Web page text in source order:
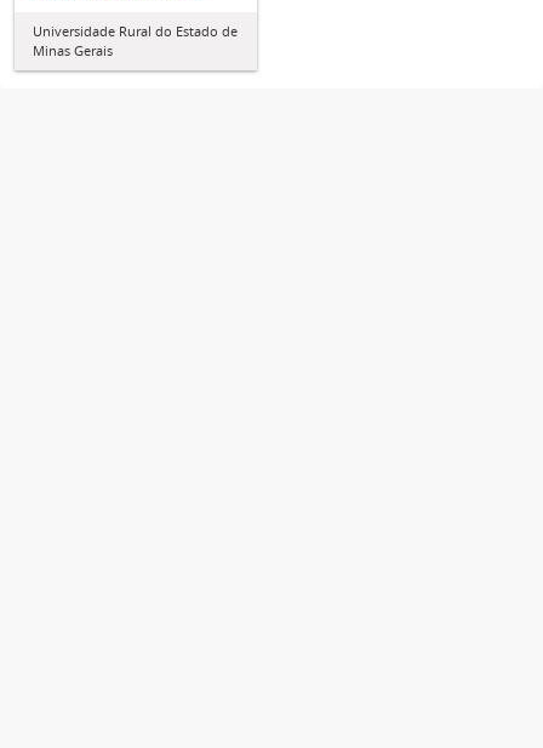
Universidade Rural do Estado de
Minas Gerais